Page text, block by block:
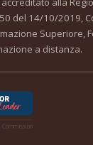
del 14/10/2019,
Superiore,
a distanza.